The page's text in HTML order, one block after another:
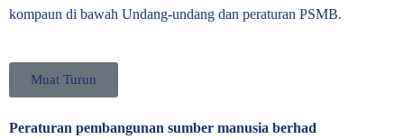
kompaun di bawah Undang-undang dan peraturan PSMB.
Muat Turun
Peraturan pembangunan sumber manusia berhad